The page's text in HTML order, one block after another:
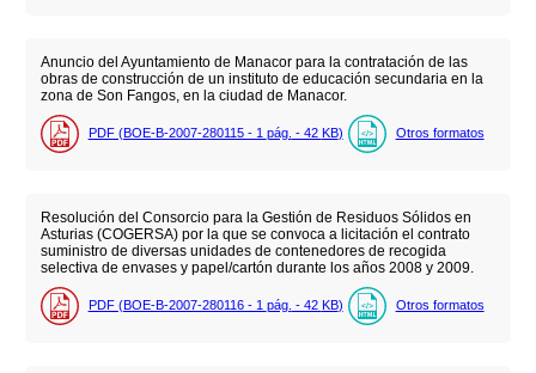
Anuncio del Ayuntamiento de Manacor para la contratación de las
obras de construcción de un instituto de educación secundaria en la
zona de Son Fangos, en la ciudad de Manacor.
PDF (BOE-B-2007-280115 - 1 pág. - 42 KB) Otros formatos
Resolución del Consorcio para la Gestión de Residuos Sólidos en
Asturias (COGERSA) por la que se convoca a licitación el contrato
suministro de diversas unidades de contenedores de recogida
selectiva de envases y papel/cartón durante los años 2008 y 2009.
PDF (BOE-B-2007-280116 - 1 pág. - 42 KB) Otros formatos